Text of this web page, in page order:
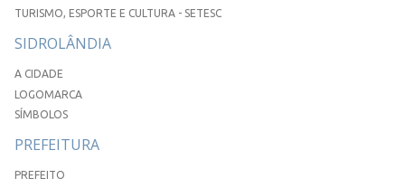
TURISMO, ESPORTE E CULTURA - SETESC
SIDROLÂNDIA
A CIDADE
LOGOMARCA
SÍMBOLOS
PREFEITURA
PREFEITO